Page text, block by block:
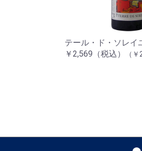
テール・ド・ソレイ
￥2,569（税込）
（